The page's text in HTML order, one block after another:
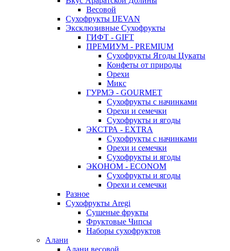
Весовой
Сухофрукты IJEVAN
Эксклюзивные Сухофрукты
ГИФТ - GIFT
ПРЕМИУМ - PREMIUM
Сухофрукты Ягоды Цукаты
Конфеты от природы
Орехи
Микс
ГУРМЭ - GOURMET
Сухофрукты с начинками
Орехи и семечки
Сухофрукты и ягоды
ЭКСТРА - EXTRA
Сухофрукты с начинками
Орехи и семечки
Сухофрукты и ягоды
ЭКОНОМ - ECONOM
Сухофрукты и ягоды
Орехи и семечки
Разное
Сухофрукты Aregi
Сушеные фрукты
Фруктовые Чипсы
Наборы сухофруктов
Алани
Алани весовой